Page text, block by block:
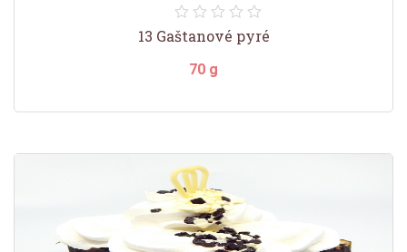
13 Gaštanové pyré
70 g